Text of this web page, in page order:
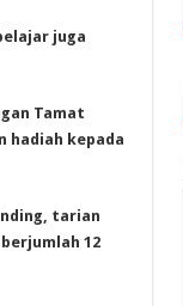
juga
Tamat
hadiah kepada
tarian
12